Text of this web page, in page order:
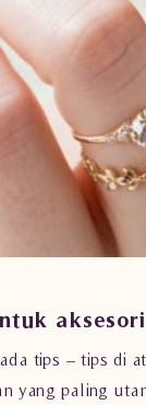
tips – tips di
yang paling